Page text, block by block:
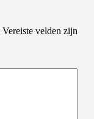
Vereiste velden zijn